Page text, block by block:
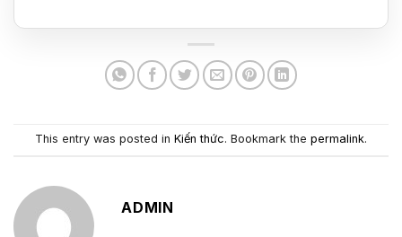
This entry was posted in Kiến thức. Bookmark the permalink.
ADMIN